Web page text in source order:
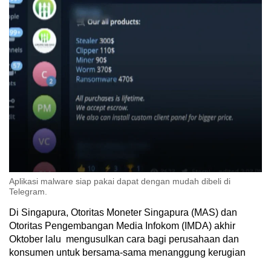
Aplikasi malware siap pakai dapat dengan mudah dibeli di
Telegram.
Di Singapura, Otoritas Moneter Singapura (MAS) dan
Otoritas Pengembangan Media Infokom (IMDA) akhir
Oktober lalu mengusulkan cara bagi perusahaan dan
konsumen untuk bersama-sama menanggung kerugian